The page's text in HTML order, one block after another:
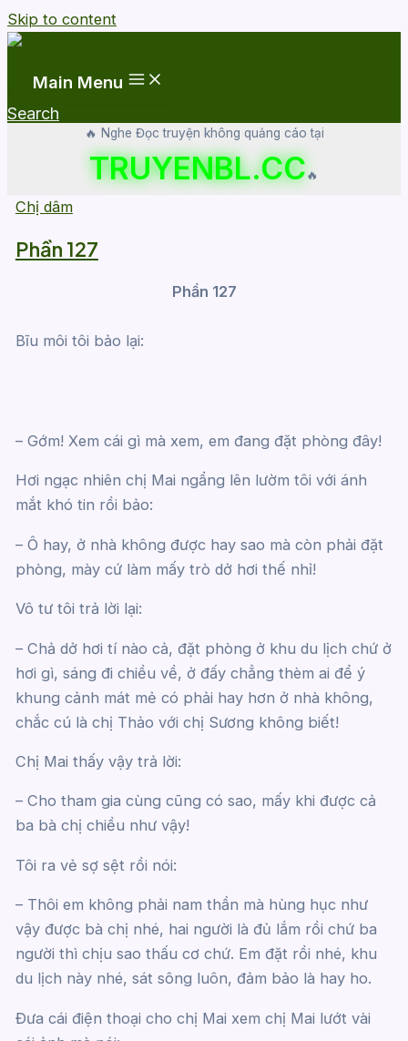
Skip to content
Main Menu
Search
🔥 Nghe Đọc truyện không quảng cáo tại
TRUYENBL.CC🔥
Chị dâm
Phần 127
Phần 127
Bĩu môi tôi bảo lại:
– Gớm! Xem cái gì mà xem, em đang đặt phòng đây!
Hơi ngạc nhiên chị Mai ngẩng lên lườm tôi với ánh
mắt khó tin rồi bảo:
– Ô hay, ở nhà không được hay sao mà còn phải đặt
phòng, mày cứ làm mấy trò dở hơi thế nhỉ!
Vô tư tôi trả lời lại:
– Chả dở hơi tí nào cả, đặt phòng ở khu du lịch chứ ở
hơi gì, sáng đi chiều về, ở đấy chẳng thèm ai để ý
khung cảnh mát mẻ có phải hay hơn ở nhà không,
chắc cú là chị Thảo với chị Sương không biết!
Chị Mai thấy vậy trả lời:
– Cho tham gia cùng cũng có sao, mấy khi được cả
ba bà chị chiều như vậy!
Tôi ra vẻ sợ sệt rồi nói:
– Thôi em không phải nam thần mà hùng hục như
vậy được bà chị nhé, hai người là đủ lắm rồi chứ ba
người thì chịu sao thấu cơ chứ. Em đặt rồi nhé, khu
du lịch này nhé, sát sông luôn, đảm bảo là hay ho.
Đưa cái điện thoại cho chị Mai xem chị Mai lướt vài